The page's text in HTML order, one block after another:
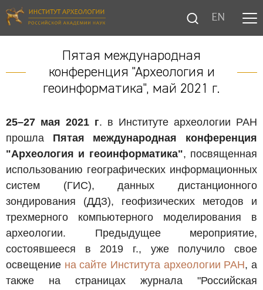
EN
Пятая международная
конференция "Археология и
геоинформатика", май 2021 г.
25–27 мая 2021 г. в Институте археологии РАН
прошла Пятая международная конференция
"Археология и геоинформатика", посвященная
использованию географических информационных
систем (ГИС), данных дистанционного
зондирования (ДДЗ), геофизических методов и
трехмерного компьютерного моделирования в
археологии. Предыдущее мероприятие,
состоявшееся в 2019 г., уже получило свое
освещение на сайте Института археологии РАН, а
также на страницах журнала "Российская